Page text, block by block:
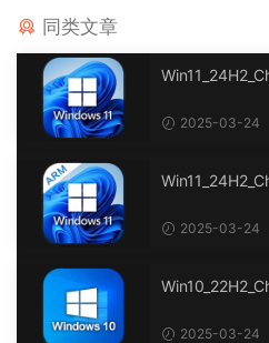
同类文章
2025-03-24
2025-03-24
2025-03-24